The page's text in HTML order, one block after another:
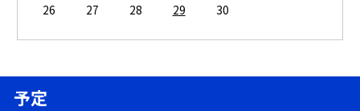
26
27 28 29 30
予定